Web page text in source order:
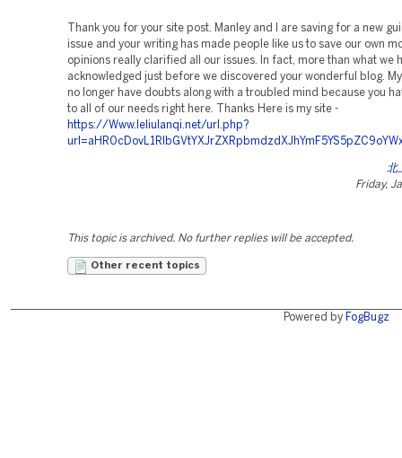
Thank you for your site post. Manley and I are saving for a new
issue and your writing has made people like us to save our own
opinions really clarified all our issues. In fact, more than what we
acknowledged just before we discovered your wonderful blog.
no longer have doubts along with a troubled mind because you
to all of our needs right here. Thanks Here is my site -
https://Www.Ieliulanqi.net/url.php?
北
Friday,
This topic is archived. No further replies will be accepted.
Other recent topics
Powered by FogBugz